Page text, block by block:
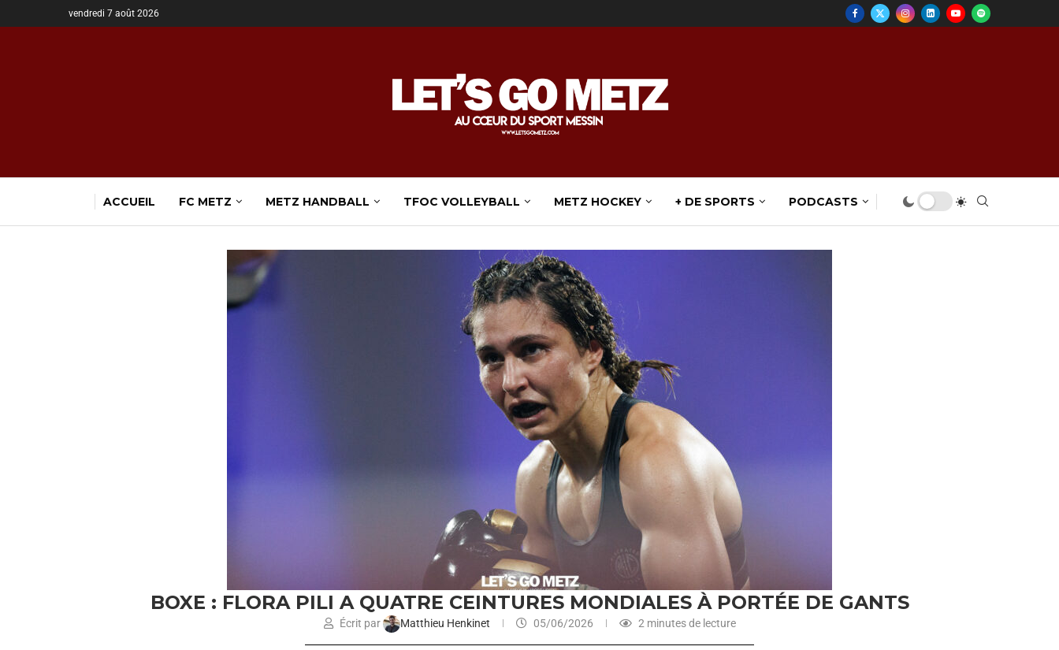
vendredi 7 août 2026
ACCUEIL FC METZ METZ HANDBALL TFOC VOLLEYBALL METZ HOCKEY + DE SPORTS PODCASTS
BOXE : FLORA PILI A QUATRE CEINTURES MONDIALES À PORTÉE DE GANTS
Écrit par Matthieu Henkinet 05/06/2026 2 minutes de lecture